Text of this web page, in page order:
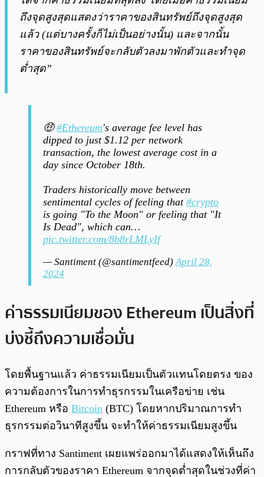
ถึงจุดสูงสุดแสดงว่าราคาของสินทรัพย์ถึงจุดสูงสุด
แล้ว (แต่บางครั้งก็ไม่เป็นอย่างนั้น) และจากนั้น
ราคาของสินทรัพย์จะกลับตัวลงมาพักตัวและทำจุด
ต่ำสุด”
🤑#Ethereum's average fee level has
dipped to just $1.12 per network
transaction, the lowest average cost in a
day since October 18th.
Traders historically move between
sentimental cycles of feeling that #crypto
is going "To the Moon" or feeling that "It
Is Dead", which can…
pic.twitter.com/8b8rLMLyIf
— Santiment (@santimentfeed)April 28,
2024
ค่าธรรมเนียมของ Ethereum เป็นสิ่งที่
บ่งชี้ถึงความเชื่อมั่น
โดยพื้นฐานแล้ว ค่าธรรมเนียมเป็นตัวแทนโดยตรง ของ
ความต้องการในการทำธุรกรรมในเครือข่าย เช่น
Ethereum หรือ Bitcoin (BTC) โดยหากปริมาณการทำ
ธุรกรรมต่อวินาทีสูงขึ้น จะทำให้ค่าธรรมเนียมสูงขึ้น
กราฟที่ทาง Santiment เผยแพร่ออกมาได้แสดงให้เห็นถึง
การกลับตัวของราคา Ethereum จากจุดต่ำสุดในช่วงที่ค่า